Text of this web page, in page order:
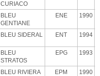
CURIACO
BLEU
GENTIANE
ENE 1990
BLEU SIDERAL ENT 1994
BLEU
STRATOS
EPG 1993
BLEU RIVIERA EPM 1990